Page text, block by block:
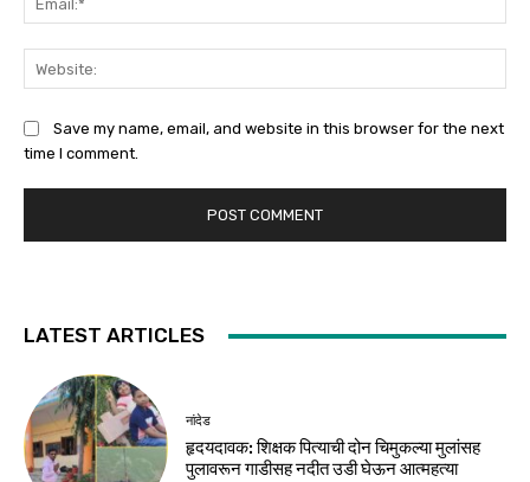
Save my name, email, and website in this browser for the next
time I comment.
LATEST ARTICLES
नांदेड
हृदयदावक: शिक्षक पित्याची दोन चिमुकल्या मुलांसह
पुलावरून गाडीसह नदीत उडी घेऊन आत्महत्या